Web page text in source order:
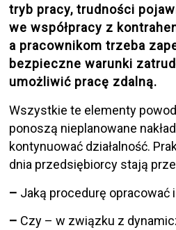
tryb pracy, trudności
we współpracy z
a pracownikom trzeba
bezpieczne warunki
umożliwić pracę zdalną.
Wszystkie te elementy
ponoszą nieplanowane
kontynuować działalność.
dnia przedsiębiorcy stają
– Jaką procedurę opracować
– Czy – w związku z